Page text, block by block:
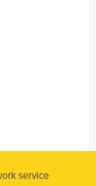
service